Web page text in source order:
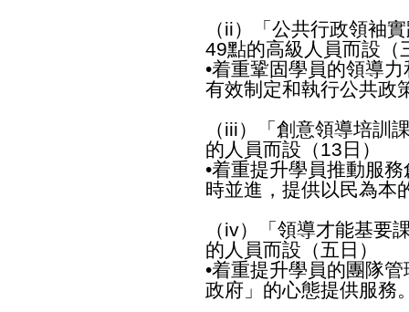
（ii）「公共行政領袖
49點的高級人員而設（
•着重鞏固學員的領導
有效制定和執行公共政
（iii）「創意領導培
的人員而設（13日）
•着重提升學員推動服
時並進，提供以民為本
（iv）「領導才能基
的人員而設（五日）
•着重提升學員的團隊
政府」的心態提供服務